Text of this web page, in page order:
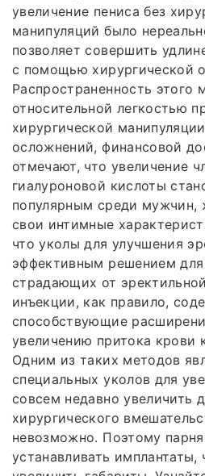
увеличение пениса без
манипуляций было
позволяет совершить
с помощью хирургической
Распространенность этого
относительной легкостью
хирургической
осложнений, финансовой
отмечают, что увеличение
гиалуроновой кислоты
популярным среди мужчин,
свои интимные
что уколы для улучшения
эффективным решением
страдающих от
инъекции, как правило,
способствующие
увеличению притока крови
Одним из таких методов
специальных уколов для
совсем недавно увеличить
хирургического
невозможно. Поэтому
устанавливать имплантаты,